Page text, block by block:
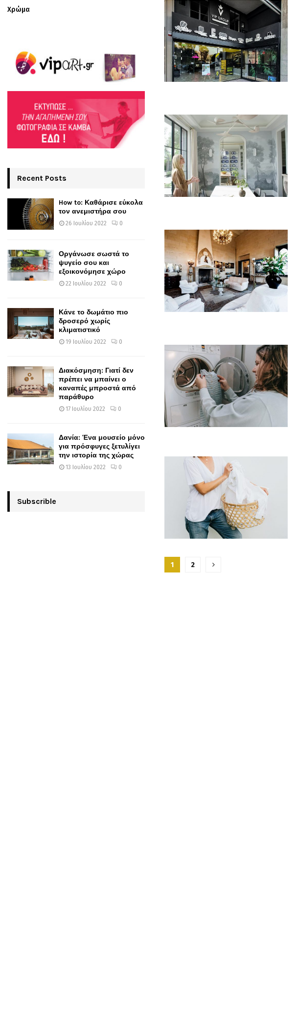
Σελιδοποίηση
1 2
Χρώμα
Recent Posts
How to: Καθάρισε εύκολα
τον ανεμιστήρα σου
26 Ιουλίου 2022 0
Οργάνωσε σωστά το
ψυγείο σου και
εξοικονόμησε χώρο
22 Ιουλίου 2022 0
Κάνε το δωμάτιο πιο
δροσερό χωρίς
κλιματιστικό
19 Ιουλίου 2022 0
Διακόσμηση: Γιατί δεν
πρέπει να μπαίνει ο
καναπές μπροστά από
παράθυρο
17 Ιουλίου 2022 0
Δανία: Ένα μουσείο μόνο
για πρόσφυγες ξετυλίγει
την ιστορία της χώρας
13 Ιουλίου 2022 0
Subscrible